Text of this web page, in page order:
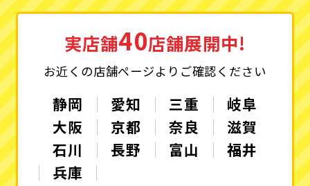
実店舗40店舗展開中!
お近くの店舗ページよりご確認ください
静岡 愛知 三重
岐阜
大阪
京都 奈良
滋賀
石川
長野 富山
福井
兵庫